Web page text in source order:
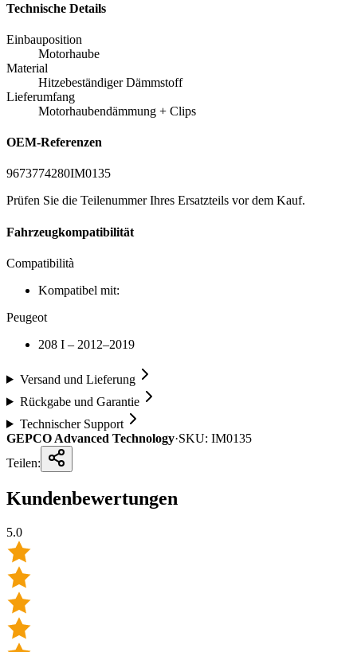
Technische Details
Einbauposition
Motorhaube
Material
Hitzebeständiger Dämmstoff
Lieferumfang
Motorhaubendämmung + Clips
OEM-Referenzen
9673774280IM0135
Prüfen Sie die Teilenummer Ihres Ersatzteils vor dem Kauf.
Fahrzeugkompatibilität
Compatibilità
Kompatibel mit:
Peugeot
208 I – 2012–2019
Versand und Lieferung
Rückgabe und Garantie
Technischer Support
GEPCO Advanced Technology·SKU: IM0135
Teilen:
Kundenbewertungen
5.0